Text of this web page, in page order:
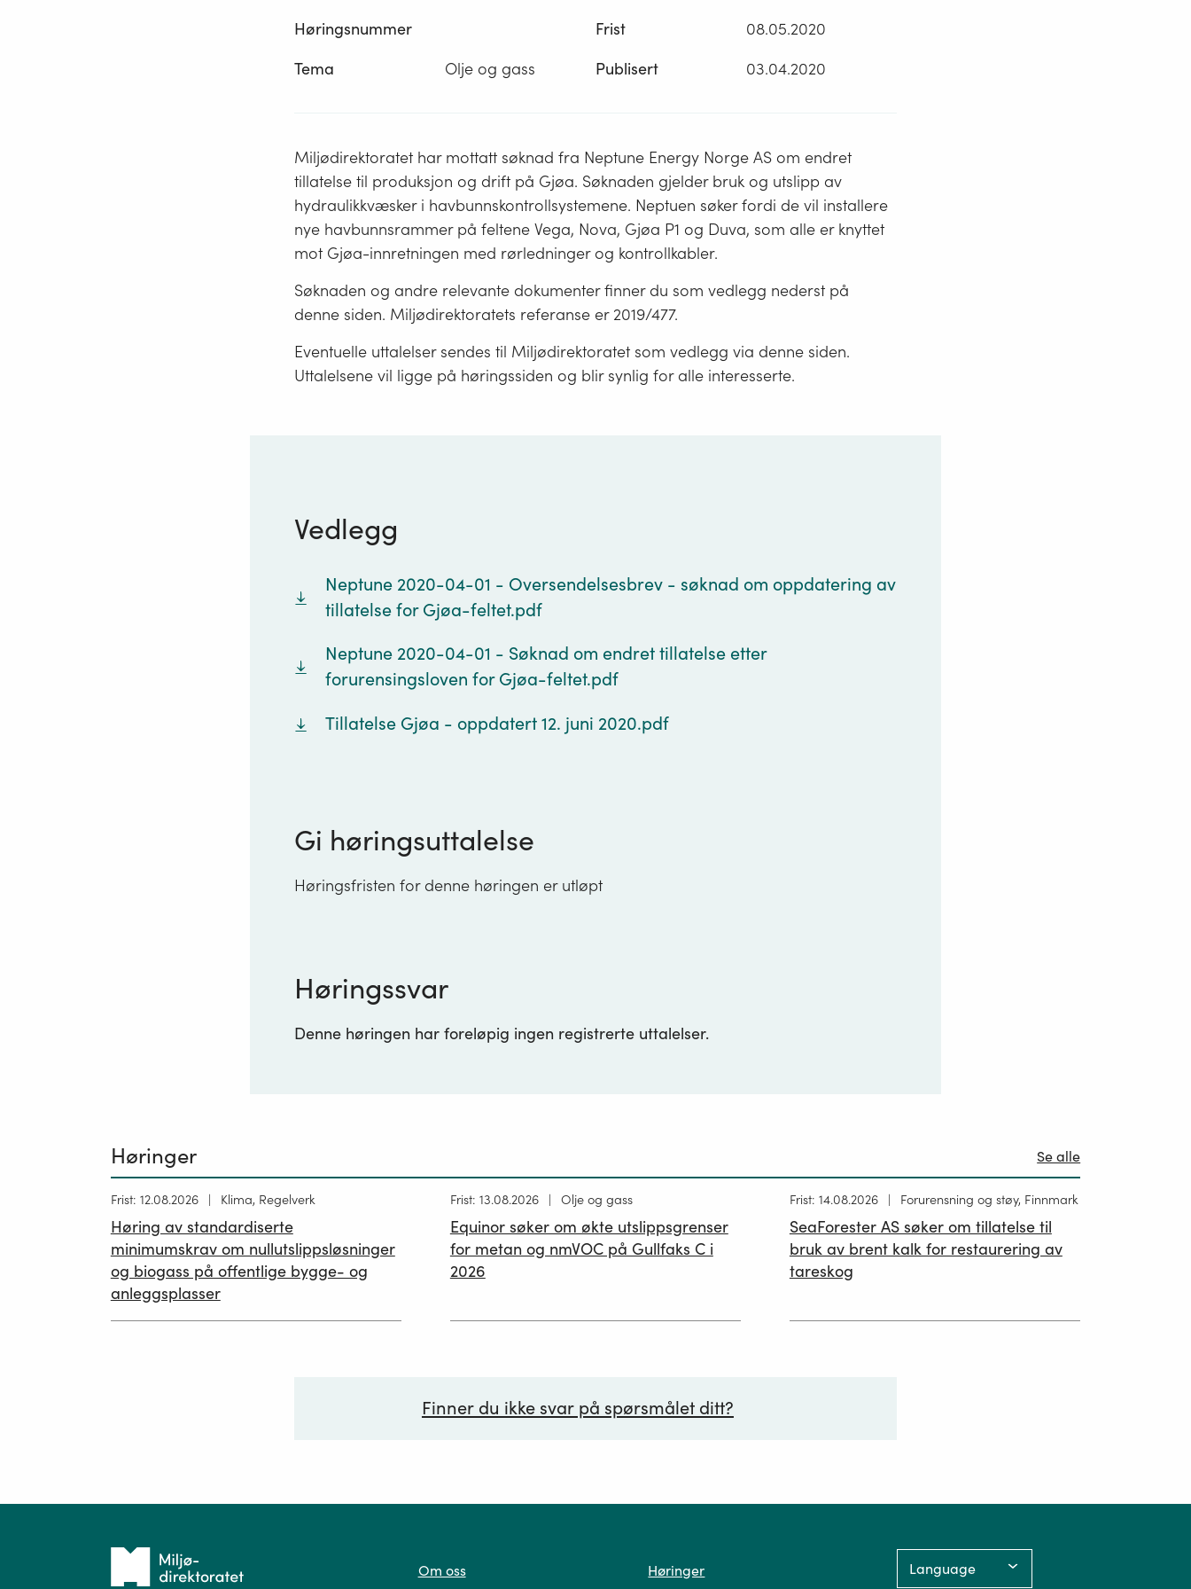
Høringsnummer Frist
08.05.2020
Tema
Olje og gass Publisert 03.04.2020
Miljødirektoratet har mottatt søknad fra Neptune Energy Norge AS om endret
tillatelse til produksjon og drift på Gjøa. Søknaden gjelder bruk og utslipp av
hydraulikkvæsker i havbunns­kontroll­systemene. Neptuen søker fordi de vil installere
nye havbunnsrammer på feltene Vega, Nova, Gjøa P1 og Duva, som alle er knyttet
mot Gjøa-innretningen med rørledninger og kontrollkabler.
Søknaden og andre relevante dokumenter finner du som vedlegg nederst på
denne siden. Miljødirektoratets referanse er 2019/477.
Eventuelle uttalelser sendes til Miljødirektoratet som vedlegg via denne siden.
Uttalelsene vil ligge på høringssiden og blir synlig for alle interesserte.
Vedlegg
Neptune 2020-04-01 - Oversendelsesbrev - søknad om oppdatering av
tillatelse for Gjøa-feltet.pdf
Neptune 2020-04-01 - Søknad om endret tillatelse etter
forurensingsloven for Gjøa-feltet.pdf
Tillatelse Gjøa - oppdatert 12. juni 2020.pdf
Gi høringsuttalelse
Høringsfristen for denne høringen er utløpt
Høringssvar
Denne høringen har foreløpig ingen registrerte uttalelser.
Høringer Se alle
Høring
publisert
12.05.2026
Frist: 12.08.2026 Klima, Regelverk
Høring av standardiserte
minimumskrav om nullutslippsløsninger
og biogass på offentlige bygge- og
anleggsplasser
Høring
publisert
02.07.2026
Frist: 13.08.2026 Olje og gass
Equinor søker om økte utslippsgrenser
for metan og nmVOC på Gullfaks C i
2026
Høring
publisert
19.06.2026
Frist: 14.08.2026 Forurensning og støy, Finnmark
SeaForester AS søker om tillatelse til
bruk av brent kalk for restaurering av
tareskog
Finner du ikke svar på spørsmålet ditt?
Tilbake
Om oss Høringer